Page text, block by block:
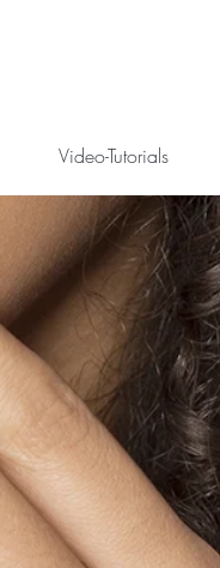
Video-Tutorials